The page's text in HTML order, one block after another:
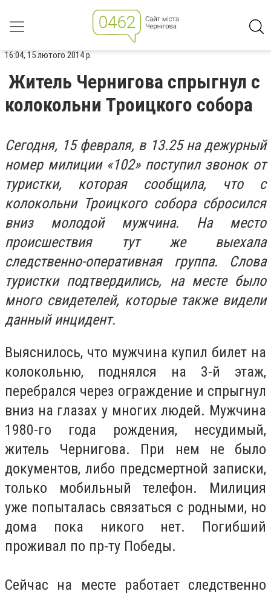
16:04, 15 лютого 2014 р.
Житель Чернигова спрыгнул с
колокольни Троицкого собора
Сегодня, 15 февраля, в 13.25 на дежурный
номер милиции «102» поступил звонок от
туристки, которая сообщила, что с
колокольни Троицкого собора сбросился
вниз молодой мужчина. На место
происшествия тут же выехала
следственно-оперативная группа. Слова
туристки подтвердились, на месте было
много свидетелей, которые также видели
данный инцидент.
Выяснилось, что мужчина купил билет на
колокольню, поднялся на 3-й этаж,
перебрался через ограждение и спрыгнул
вниз на глазах у многих людей. Мужчина
1980-го года рождения, несудимый,
житель Чернигова. При нем не было
документов, либо предсмертной записки,
только мобильный телефон. Милиция
уже попыталась связаться с родными, но
дома пока никого нет. Погибший
проживал по пр-ту Победы.
Сейчас на месте работает следственно